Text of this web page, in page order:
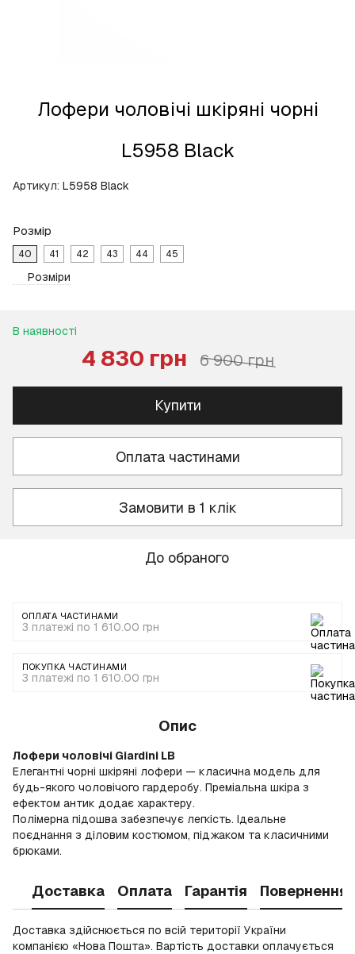
Лофери чоловічі шкіряні чорні
L5958 Black
Артикул: L5958 Black
Розмір
40 41 42 43 44 45
Розміри
В наявності
4 830 грн 6 900 грн
Купити
Оплата частинами
Замовити в 1 клік
До обраного
ОПЛАТА ЧАСТИНАМИ
3 платежі по 1 610.00 грн
ПОКУПКА ЧАСТИНАМИ
3 платежі по 1 610.00 грн
Опис
Лофери чоловічі Giardini LB
Елегантні чорні шкіряні лофери — класична модель для
будь-якого чоловічого гардеробу. Преміальна шкіра з
ефектом антик додає характеру.
Полімерна підошва забезпечує легкість. Ідеальне
поєднання з діловим костюмом, піджаком та класичними
брюками.
Доставка Оплата Гарантія Повернення
Доставка здійснюється по всій території України
компанією «Нова Пошта». Вартість доставки оплачується